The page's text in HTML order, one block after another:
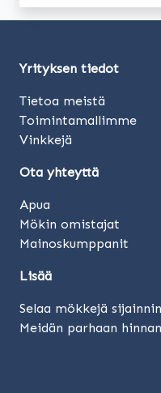
Yrityksen tiedot
Tietoa meistä
Toimintamallimme
Vinkkejä
Ota yhteyttä
Apua
Mökin omistajat
Mainoskumppanit
Lisää
Selaa mökkejä
Meidän parhaan